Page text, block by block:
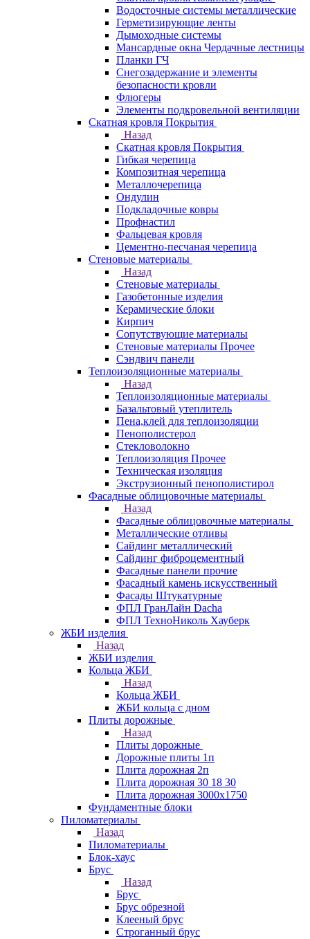
Водосточные системы металлические
Герметизирующие ленты
Дымоходные системы
Мансардные окна Чердачные лестницы
Планки ГЧ
Снегозадержание и элементы
безопасности кровли
Флюгеры
Элементы подкровельной вентиляции
Скатная кровля Покрытия
Назад
Скатная кровля Покрытия
Гибкая черепица
Композитная черепица
Металлочерепица
Ондулин
Подкладочные ковры
Профнастил
Фальцевая кровля
Цементно-песчаная черепица
Стеновые материалы
Назад
Стеновые материалы
Газобетонные изделия
Керамические блоки
Кирпич
Сопутствующие материалы
Стеновые материалы Прочее
Сэндвич панели
Теплоизоляционные материалы
Назад
Теплоизоляционные материалы
Базальтовый утеплитель
Пена,клей для теплоизоляции
Пенополистерол
Стекловолокно
Теплоизоляция Прочее
Техническая изоляция
Экструзионный пенополистирол
Фасадные облицовочные материалы
Назад
Фасадные облицовочные материалы
Металлические отливы
Сайдинг металлический
Сайдинг фиброцементный
Фасадные панели прочие
Фасадный камень искусственный
Фасады Штукатурные
ФПЛ ГранЛайн Dacha
ФПЛ ТехноНиколь Хауберк
ЖБИ изделия
Назад
ЖБИ изделия
Кольца ЖБИ
Назад
Кольца ЖБИ
ЖБИ кольца с дном
Плиты дорожные
Назад
Плиты дорожные
Дорожные плиты 1п
Плита дорожная 2п
Плита дорожная 30 18 30
Плита дорожная 3000х1750
Фундаментные блоки
Пиломатериалы
Назад
Пиломатериалы
Блок-хаус
Брус
Назад
Брус
Брус обрезной
Клееный брус
Строганный брус